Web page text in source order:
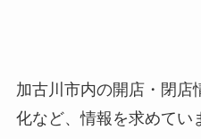
加古川市内の開店・閉店
化など、情報を求めてい